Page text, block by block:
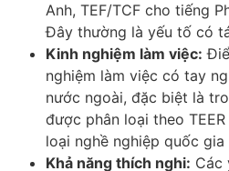
Anh, TEF/TCF cho tiếng
Đây thường là yếu tố có
Kinh nghiệm làm việc:
nghiệm làm việc có tay
nước ngoài, đặc biệt là
được phân loại theo
loại nghề nghiệp quốc gia
Khả năng thích nghi: Các